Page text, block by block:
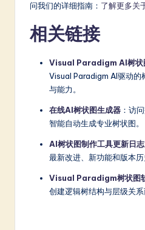
问我们的详细指南： 了解更多关
相关链接
Visual Paradigm AI树状
Visual Paradigm AI驱动的
与能力。
在线AI树状图生成器 ：访
智能自动生成专业树状图。
AI树状图制作工具更新日志
最新改进、新功能和版本历
Visual Paradigm树状图
创建逻辑树结构与层级关系